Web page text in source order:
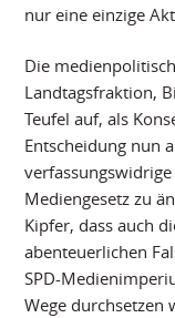
nur eine einzige
Die
Landtagsfraktion,
Teufel auf, als
Entscheidung nun
Mediengesetz zu
Kipfer, dass auch
abenteuerlichen
SPD-
Wege durchsetzen